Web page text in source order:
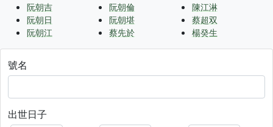
阮朝吉
阮朝日
阮朝江
阮朝倫
阮朝堪
蔡先於
陳江淋
蔡超双
楊癸生
號名
出世日子